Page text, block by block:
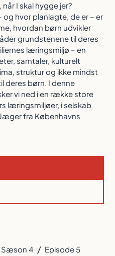
I skal hygge jer?
hvor planlagte, de er – er
hvordan børn udvikler
grundstenene til deres
læringsmiljø – en
samtaler, kulturelt
struktur og ikke mindst
deres børn. I denne
vi ned i en række store
læringsmiljøer, i selskab
fra Københavns
Sæson 4 / Episode 5